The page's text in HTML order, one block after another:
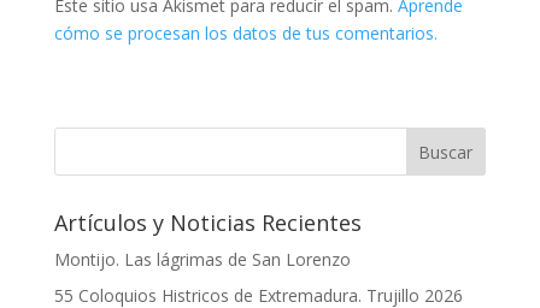
Este sitio usa Akismet para reducir el spam. Aprende
cómo se procesan los datos de tus comentarios.
Artículos y Noticias Recientes
Montijo. Las lágrimas de San Lorenzo
55 Coloquios Histricos de Extremadura. Trujillo 2026